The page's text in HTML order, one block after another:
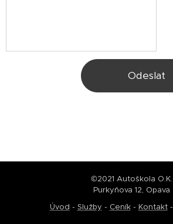
Odeslat
©2021 Autoškola O.K.
Purkyňova 12, Opava
Úvod - Služby - Ceník- Kontakt-